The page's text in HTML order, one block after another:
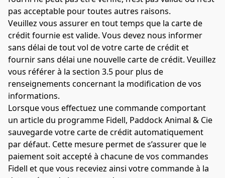
pas acceptable pour toutes autres raisons.
Veuillez vous assurer en tout temps que la carte de
crédit fournie est valide. Vous devez nous informer
sans délai de tout vol de votre carte de crédit et
fournir sans délai une nouvelle carte de crédit. Veuillez
vous référer à la section 3.5 pour plus de
renseignements concernant la modification de vos
informations.
Lorsque vous effectuez une commande comportant
un article du programme Fidell, Paddock Animal & Cie
sauvegarde votre carte de crédit automatiquement
par défaut. Cette mesure permet de s’assurer que le
paiement soit accepté à chacune de vos commandes
Fidell et que vous receviez ainsi votre commande à la